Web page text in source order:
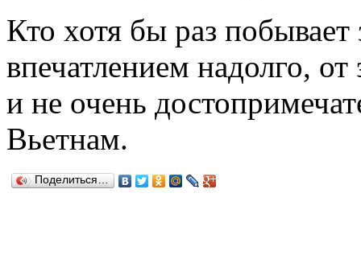
Кто хотя бы раз побывает
впечатлением надолго,
и не очень
Вьетнам.
Поделиться…